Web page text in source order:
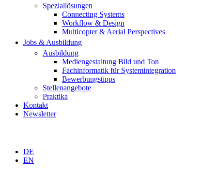
Speziallösungen
Connecting Systems
Workflow & Design
Multicopter & Aerial Perspectives
Jobs & Ausbildung
Ausbildung
Mediengestaltung Bild und Ton
Fachinformatik für Systemintegration
Bewerbungstipps
Stellenangebote
Praktika
Kontakt
Newsletter
DE
EN